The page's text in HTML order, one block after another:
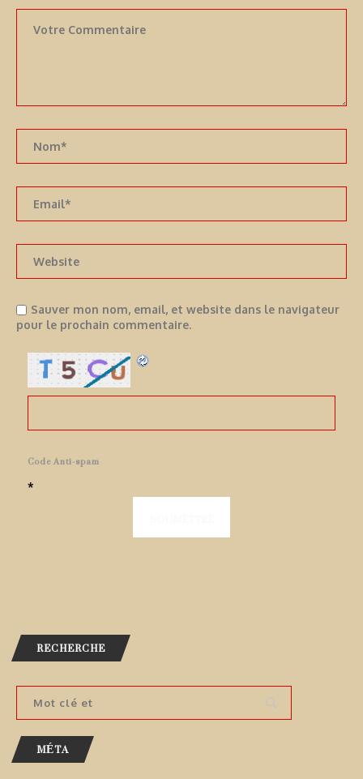
Sauver mon nom, email, et website dans le navigateur
pour le prochain commentaire.
Code Anti-spam
*
RECHERCHE
MÉTA